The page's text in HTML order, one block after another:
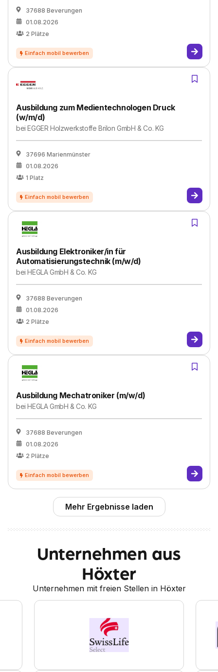
37688 Beverungen
01.08.2026
2 Plätze
Ausbildung zum Medientechnologen Druck
(w/m/d)
beiEGGER Holzwerkstoffe Brilon GmbH & Co. KG
37696 Marienmünster
01.08.2026
1 Platz
Ausbildung Elektroniker/in für
Automatisierungstechnik (m/w/d)
beiHEGLA GmbH & Co. KG
37688 Beverungen
01.08.2026
2 Plätze
Ausbildung Mechatroniker (m/w/d)
beiHEGLA GmbH & Co. KG
37688 Beverungen
01.08.2026
2 Plätze
Mehr Ergebnisse laden
Unternehmen aus
Höxter
Unternehmen mit freien Stellen in Höxter